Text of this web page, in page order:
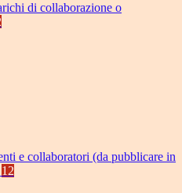
di collaborazione o
e collaboratori (da pubblicare in
12